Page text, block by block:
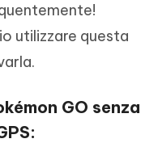
utilizzare questa
GO senza